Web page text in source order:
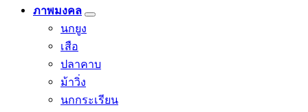
ภาพมงคล
นกยูง
เสือ
ปลาคาบ
ม้าวิ่ง
นกกระเรียน